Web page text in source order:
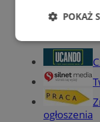
ogłoszenia
POKAŻ